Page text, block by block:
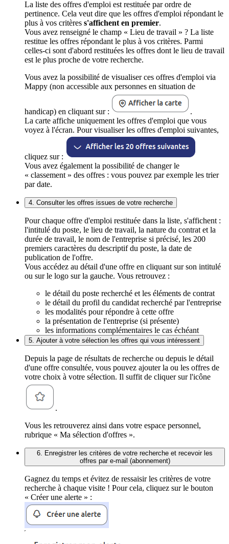
La liste des offres d'emploi est restituée par ordre de
pertinence. Cela veut dire que les offres d'emploi répondant le
plus à vos critères s'affichent en premier.
Vous avez renseigné le champ « Lieu de travail » ? La liste
restitue les offres répondant le plus à vos critères. Parmi
celles-ci sont d'abord restituées les offres dont le lieu de travail
est le plus proche de votre recherche.
Vous avez la possibilité de visualiser ces offres d'emploi via
Mappy (non accessible aux personnes en situation de
handicap) en cliquant sur :
.
La carte affiche uniquement les offres d'emploi que vous
voyez à l'écran. Pour visualiser les offres d'emploi suivantes,
cliquez sur :
Vous avez également la possibilité de changer le
« classement » des offres : vous pouvez par exemple les trier
par date.
4. Consulter les offres issues de votre recherche
Pour chaque offre d'emploi restituée dans la liste, s'affichent :
l'intitulé du poste, le lieu de travail, la nature du contrat et la
durée de travail, le nom de l'entreprise si précisé, les 200
premiers caractères du descriptif du poste, la date de
publication de l'offre.
Vous accédez au détail d'une offre en cliquant sur son intitulé
ou sur le logo sur la gauche. Vous retrouvez :
le détail du poste recherché et les éléments de contrat
le détail du profil du candidat recherché par l'entreprise
les modalités pour répondre à cette offre
la présentation de l'entreprise (si présente)
les informations complémentaires le cas échéant
5. Ajouter à votre sélection les offres qui vous intéressent
Depuis la page de résultats de recherche ou depuis le détail
d'une offre consultée, vous pouvez ajouter la ou les offres de
votre choix à votre sélection. Il suffit de cliquer sur l'icône
.
Vous les retrouverez ainsi dans votre espace personnel,
rubrique « Ma sélection d'offres ».
6. Enregistrer les critères de votre recherche et recevoir les
offres par e-mail (abonnement)
Gagnez du temps et évitez de ressaisir les critères de votre
recherche à chaque visite ! Pour cela, cliquez sur le bouton
« Créer une alerte » :